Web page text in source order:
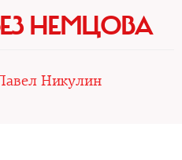
НЕМЦОВА
Никулин